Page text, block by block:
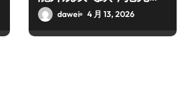
锁新亮点
dawei 4 月 13, 2026